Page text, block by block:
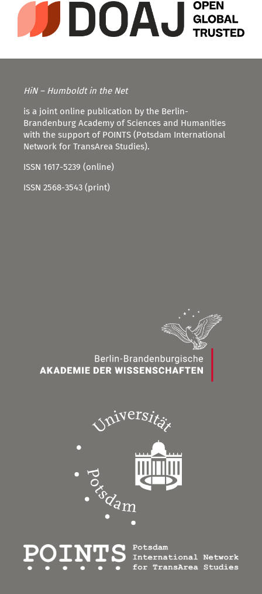
HiN – Humboldt in the Net
is a joint online publication by the Berlin-
Brandenburg Academy of Sciences and Humanities
with the support of POINTS (Potsdam International
Network for TransArea Studies).
ISSN 1617-5239 (online)
ISSN 2568-3543 (print)